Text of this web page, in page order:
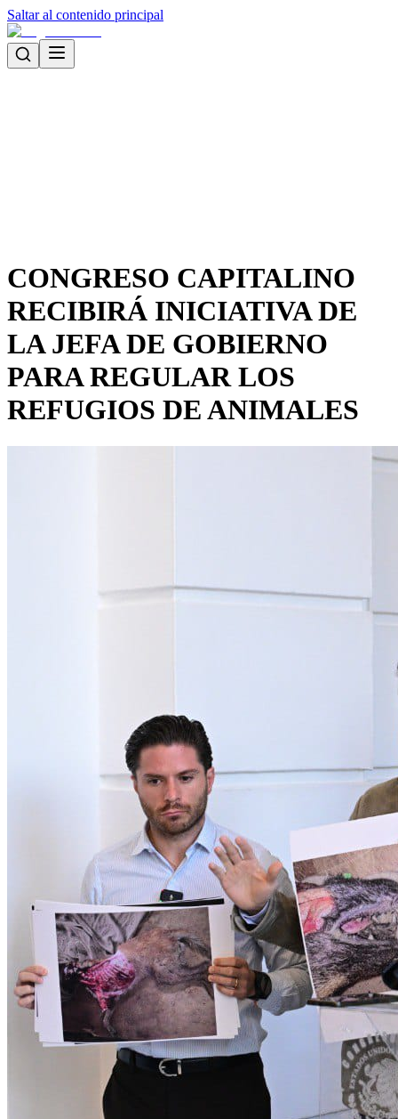
Saltar al contenido principal
CONGRESO CAPITALINO
RECIBIRÁ INICIATIVA DE
LA JEFA DE GOBIERNO
PARA REGULAR LOS
REFUGIOS DE ANIMALES